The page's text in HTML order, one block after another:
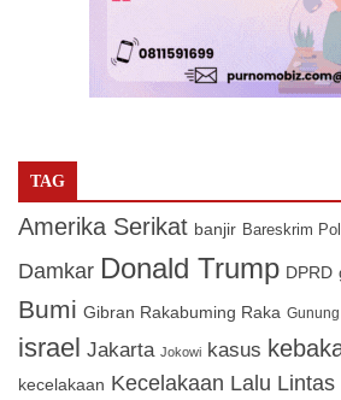
TAG
Amerika Serikat banjir Bareskrim
Damkar Donald Trump DPRD
Bumi Gibran Rakabuming Raka
israel Jakarta Jokowi kasus
kecelakaan Kecelakaan Lalu Lintas